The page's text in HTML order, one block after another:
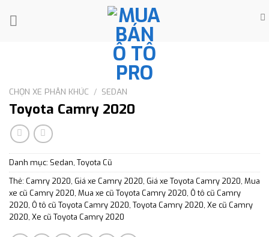
CHỌN XE PHÂN KHÚC / SEDAN
Toyota Camry 2020
Danh mục: Sedan, Toyota Cũ
Thẻ: Camry 2020, Giá xe Camry 2020, Giá xe Toyota Camry 2020, Mua
xe cũ Camry 2020, Mua xe cũ Toyota Camry 2020, Ô tô cũ Camry
2020, Ô tô cũ Toyota Camry 2020, Toyota Camry 2020, Xe cũ Camry
2020, Xe cũ Toyota Camry 2020